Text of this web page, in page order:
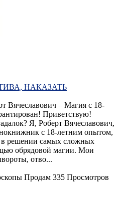
НАКАЗАТЬ
Вячеславович – Магия с 18-
Приветствую!
Я, Роберт Вячеславович,
с 18-летним опытом,
решении самых сложных
обрядовой магии. Мои
отво...
Продам 335 Просмотров